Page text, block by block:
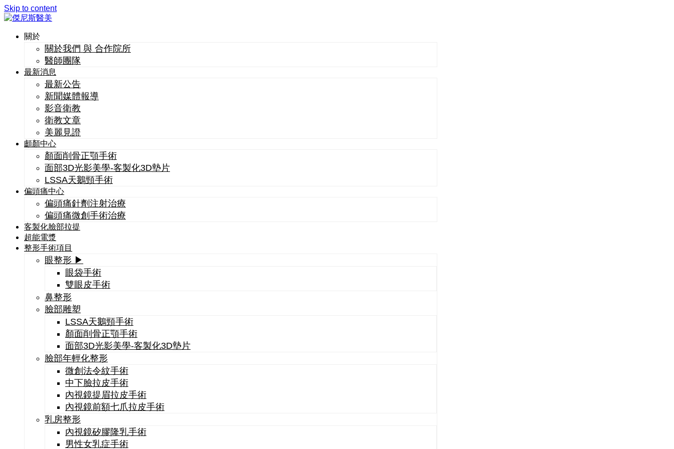
Skip to content
關於
關於我們 與 合作院所
醫師團隊
最新消息
最新公告
新聞媒體報導
影音衛教
衛教文章
美麗見證
顱顏中心
顏面削骨正顎手術
面部3D光影美學-客製化3D墊片
LSSA天鵝頸手術
偏頭痛中心
偏頭痛針劑注射治療
偏頭痛微創手術治療
客製化臉部拉提
超能電漿
整形手術項目
眼整形 ▶
眼袋手術
雙眼皮手術
鼻整形
臉部雕塑
LSSA天鵝頸手術
顏面削骨正顎手術
面部3D光影美學-客製化3D墊片
臉部年輕化整形
微創法令紋手術
中下臉拉皮手術
內視鏡提眉拉皮手術
內視鏡前額七爪拉皮手術
乳房整形
內視鏡矽膠隆乳手術
男性女乳症手術